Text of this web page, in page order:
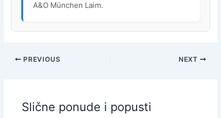
A&O München Laim.
PREVIOUS NEXT
Slične ponude i popusti